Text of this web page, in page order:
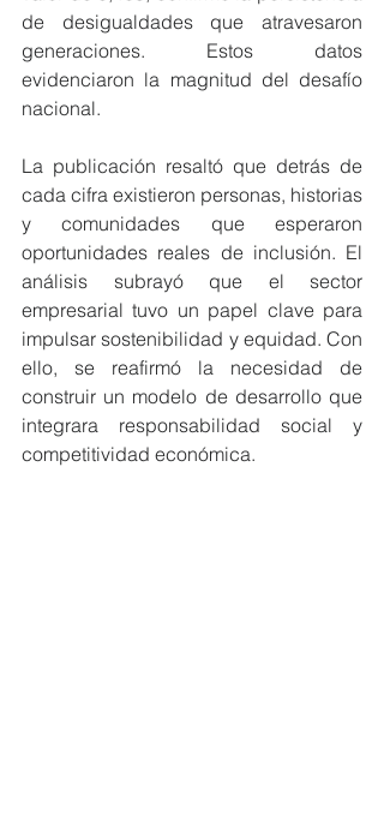
de desigualdades que atravesaron
generaciones. Estos datos
evidenciaron la magnitud del desafío
nacional.
La publicación resaltó que detrás de
cada cifra existieron personas, historias
y comunidades que esperaron
oportunidades reales de inclusión. El
análisis subrayó que el sector
empresarial tuvo un papel clave para
impulsar sostenibilidad y equidad. Con
ello, se reafirmó la necesidad de
construir un modelo de desarrollo que
integrara responsabilidad social y
competitividad económica.